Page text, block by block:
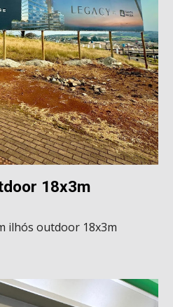
18x3m
ilhós outdoor 18x3m